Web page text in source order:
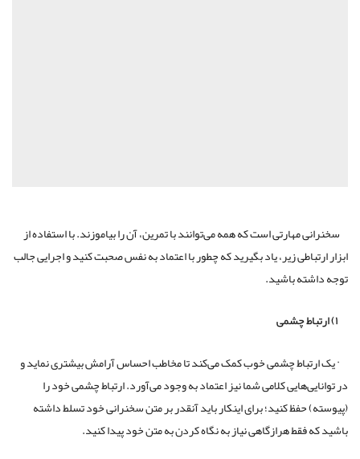
سخنرانی مهارتی است که همه می‌توانند با تمرین، آن را بیاموزند. با استفاده از
ابزار ارتباطی زیر، یاد بگیرید که چطور با اعتماد به نفس صحبت کنید و اجرایی جالب
توجه داشته باشید.
۱) ارتباط چشمی
· یک ارتباط چشمی خوب کمک می‌کند تا مخاطب احساس آرامش بیشتری نماید و
در توانایی‌هایی کلامی شما نیز اعتماد به وجود می‌آورد. ارتباط چشمی خود را
(پیوسته) حفظ کنید؛ برای اینکار باید آنقدر بر متن سخنرانی خود تسلط داشته
باشید که فقط هرازگاهی نیاز به نگاه کردن به متن خود پیدا کنید.